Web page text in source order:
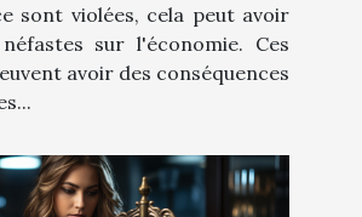
sont violées, cela peut avoir
sur l'économie. Ces
avoir des conséquences